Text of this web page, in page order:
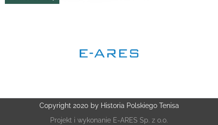
Copyright 2020 by Historia Polskiego Tenisa
Projekt i wykonanie E-ARES Sp. z o.o.